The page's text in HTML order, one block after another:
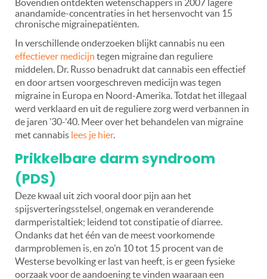
Bovendien ontdekten wetenschappers in 2007 lagere
anandamide-concentraties in het hersenvocht van 15
chronische migrainepatiënten.
In verschillende onderzoeken blijkt cannabis nu een
effectiever medicijn tegen migraine dan reguliere
middelen. Dr. Russo benadrukt dat cannabis een effectief
en door artsen voorgeschreven medicijn was tegen
migraine in Europa en Noord-Amerika. Totdat het illegaal
werd verklaard en uit de reguliere zorg werd verbannen in
de jaren ’30-’40. Meer over het behandelen van migraine
met cannabis lees je hier.
Prikkelbare darm syndroom
(PDS)
Deze kwaal uit zich vooral door pijn aan het
spijsverteringsstelsel, ongemak en veranderende
darmperistaltiek; leidend tot constipatie of diarree.
Ondanks dat het één van de meest voorkomende
darmproblemen is, en zo’n 10 tot 15 procent van de
Westerse bevolking er last van heeft, is er geen fysieke
oorzaak voor de aandoening te vinden waaraan een